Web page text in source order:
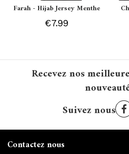
Farah - Hijab Jersey Menthe
€7.99
Recevez nos
Suivez nous
Contactez nous